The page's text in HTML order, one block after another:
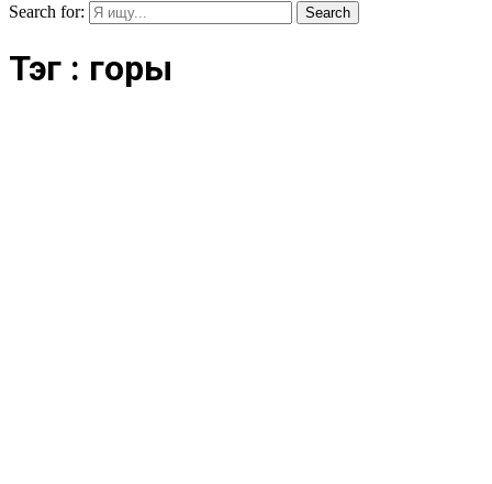
Search for: Search
Тэг : горы